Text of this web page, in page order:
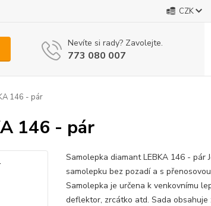
CZK
Nevíte si rady? Zavolejte.
773 080 007
146 - pár
146 - pár
Samolepka diamant LEBKA 146 - pár
samolepku bez pozadí a s
Samolepka je určena k venkovnímu
deflektor, zrcátko atd. Sada